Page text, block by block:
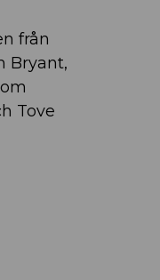
från
Bryant,
Tove